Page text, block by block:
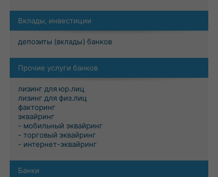
Вклады, инвестиции
депозиты (вклады) банков
Прочие услуги банков
лизинг для юр.лиц
лизинг для физ.лиц
факторинг
эквайринг
- мобильный эквайринг
- торговый эквайринг
- интернет-эквайринг
Банки